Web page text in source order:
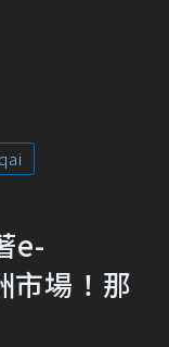
e-
市場！那